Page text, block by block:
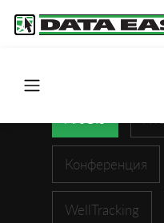
Конференция
WellTracking